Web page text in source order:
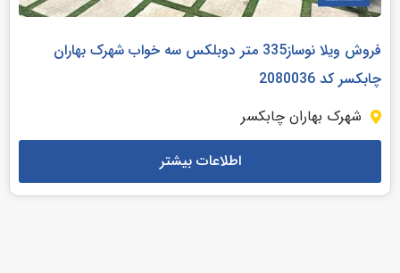
فروش ویلا نوساز335 متر دوبلکس سه خواب شهرک بهاران
چابکسر کد 2080036
شهرک بهاران چابکسر
اطلاعات بیشتر